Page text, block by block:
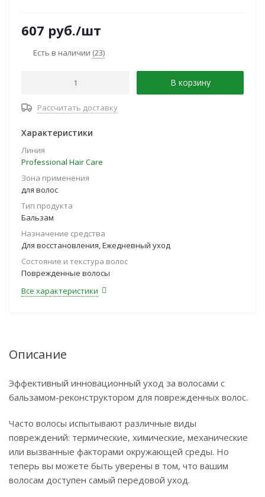
607 руб./шт
Есть в наличии (23)
В корзину
Рассчитать доставку
Характеристики
Линия
Professional Hair Care
Зона применения
для волос
Тип продукта
Бальзам
Назначение средства
Для восстановления, Ежедневный уход
Состояние и текстура волос
Поврежденные волосы
Все характеристики
Описание
Эффективный инновационный уход за волосами с
бальзамом-реконструктором для поврежденных волос.
Часто волосы испытывают различные виды
повреждений: термические, химические, механические
или вызванные факторами окружающей среды. Но
теперь вы можете быть уверены в том, что вашим
волосам доступен самый передовой уход.